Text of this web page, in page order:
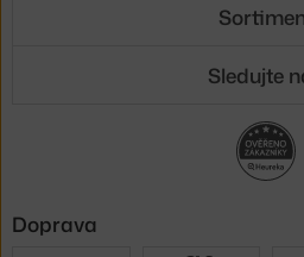
Sledujte
Doprava